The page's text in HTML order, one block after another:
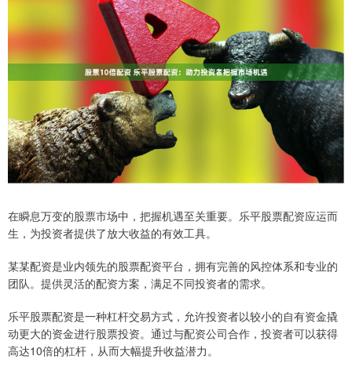
在瞬息万变的股票市场中，把握机遇至关重要。乐平股票配资应运而
生，为投资者提供了放大收益的有效工具。
某某配资是业内领先的股票配资平台，拥有完善的风控体系和专业的
团队。提供灵活的配资方案，满足不同投资者的需求。
乐平股票配资是一种杠杆交易方式，允许投资者以较小的自有资金撬
动更大的资金进行股票投资。通过与配资公司合作，投资者可以获得
高达10倍的杠杆，从而大幅提升收益潜力。